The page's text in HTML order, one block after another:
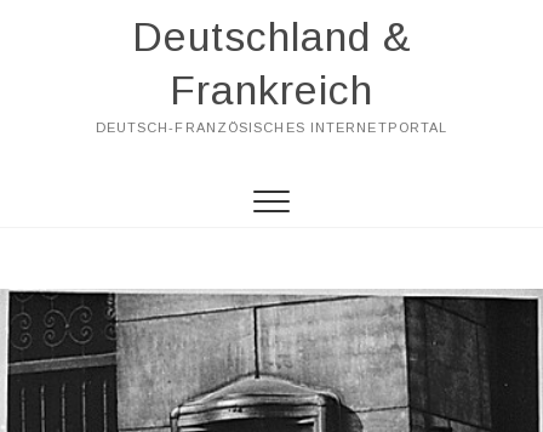
Deutschland &
Frankreich
DEUTSCH-FRANZÖSISCHES INTERNETPORTAL